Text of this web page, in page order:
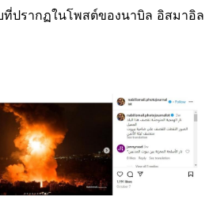
ปรากฏในโพสต์ของนาบิล อิสมาอิล